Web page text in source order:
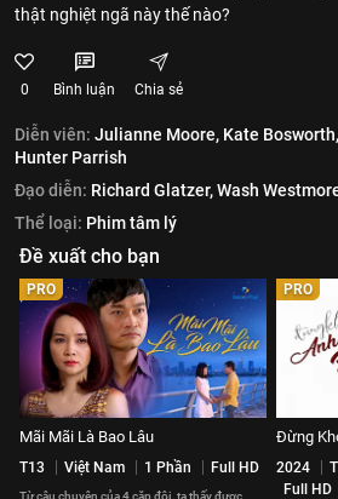
thật nghiệt ngã này thế nào?
0 Bình luận Chia sẻ
Diễn viên: Julianne Moore, Kate Bosworth,
Hunter Parrish
Đạo diễn: Richard Glatzer,Wash
Thể loại: Phim tâm lý
Đề xuất cho bạn
PRO
Mãi Mãi Là Bao Lâu
T13 Việt Nam 1 Phần Full HD
Từ câu chuyện của 4 cặp đôi, ta thấy được
PRO
Đừng
2024
Full HD